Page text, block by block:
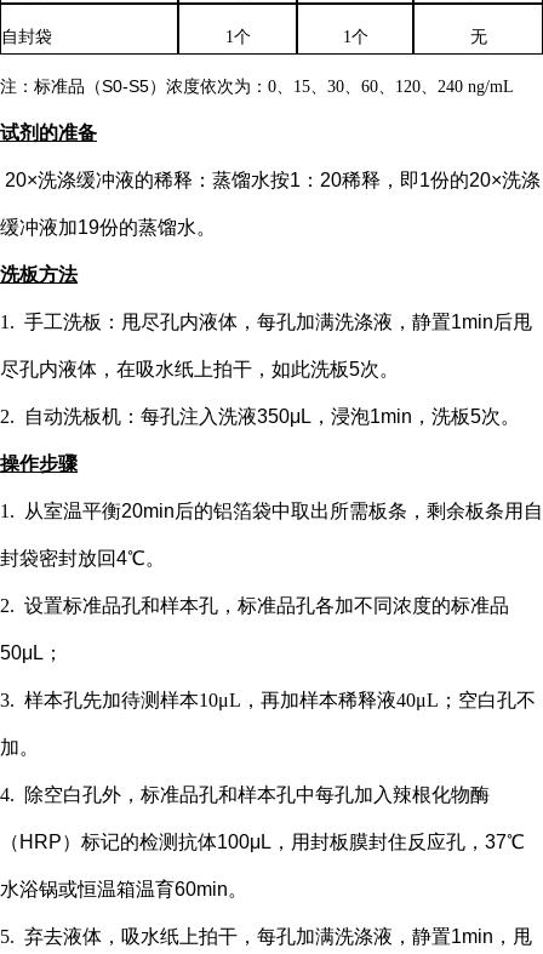
自封袋 1个 1个 无
注：标准品（S0-S5）浓度依次为： 0、15、30、60、120、240 ng/mL
试剂的准备
20×洗涤缓冲液的稀释：蒸馏水按1：20稀释，即1份的20×洗涤
缓冲液加19份的蒸馏水。
洗板方法
1. 手工洗板：甩尽孔内液体，每孔加满洗涤液，静置1min后甩
尽孔内液体，在吸水纸上拍干，如此洗板5次。
2. 自动洗板机：每孔注入洗液350μL，浸泡1min，洗板5次。
操作步骤
1. 从室温平衡20min后的铝箔袋中取出所需板条，剩余板条用自
封袋密封放回4℃。
2. 设置标准品孔和样本孔 ，标准品孔各加不同浓度的标准品
50μL；
3. 样本孔先加待测样本10μL，再加样本稀释液40μL； 空白孔不
加。
4. 除空白孔外， 标准品孔和样本孔中每孔加入辣根化物酶
（ HRP）标记的检测抗体100μL，用封板膜封住反应孔，37℃
水浴锅或恒温箱温育60min。
5. 弃去液体，吸水纸上拍干，每孔加满洗涤液，静置1min，甩